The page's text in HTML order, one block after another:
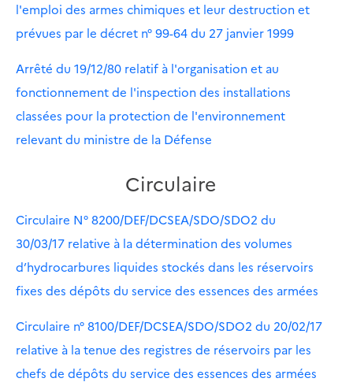
l'emploi des armes chimiques et leur destruction et
prévues par le décret n° 99-64 du 27 janvier 1999
Arrêté du 19/12/80 relatif à l'organisation et au
fonctionnement de l'inspection des installations
classées pour la protection de l'environnement
relevant du ministre de la Défense
Circulaire
Circulaire N° 8200/DEF/DCSEA/SDO/SDO2 du
30/03/17 relative à la détermination des volumes
d’hydrocarbures liquides stockés dans les réservoirs
fixes des dépôts du service des essences des armées
Circulaire n° 8100/DEF/DCSEA/SDO/SDO2 du 20/02/17
relative à la tenue des registres de réservoirs par les
chefs de dépôts du service des essences des armées